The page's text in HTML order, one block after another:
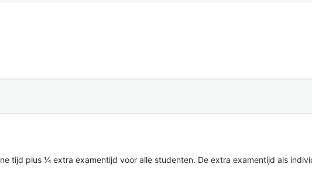
tijd plus ¼ extra examentijd voor alle studenten. De extra examentijd als